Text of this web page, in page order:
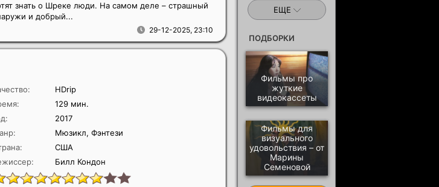
29-12-2025, 23:10
знать о Шреке люди. На самом деле – страшный
и добрый...
HDrip
129 мин.
2017
Мюзикл, Фэнтези
США
Билл Кондон
ЕЩЕ
ПОДБОРКИ
Фильмы про
жуткие
видеокассеты
Фильмы для
визуального
удовольствия – от
Марины
Семеновой